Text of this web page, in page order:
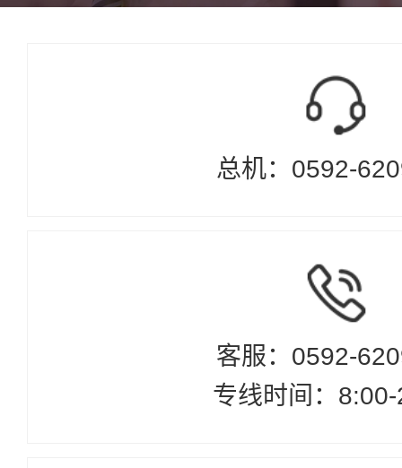
总机：0592-
客服：0592-
专线时间：